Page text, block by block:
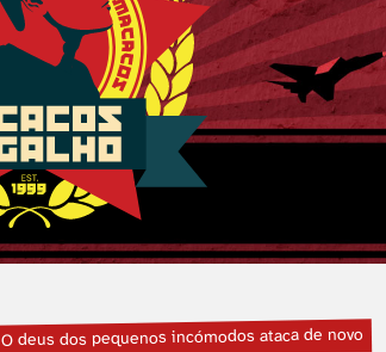
O deus dos pequenos incómodos ataca de novo